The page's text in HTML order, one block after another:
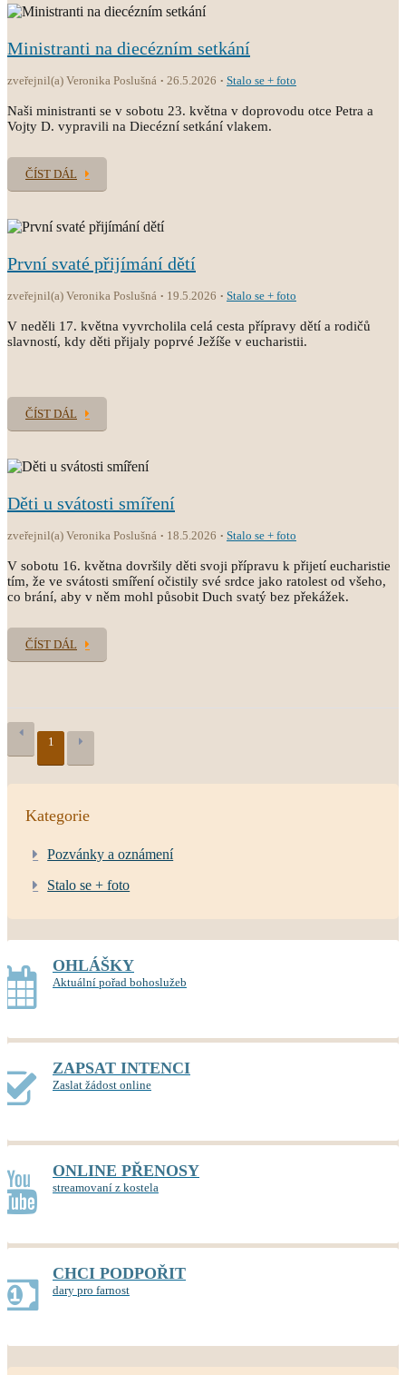
Ministranti na diecézním setkání
zveřejnil(a) Veronika Poslušná 26.5.2026 Stalo se + foto
Naši ministranti se v sobotu 23. května v doprovodu otce Petra a
Vojty D. vypravili na Diecézní setkání vlakem.
ČÍST DÁL
První svaté přijímání dětí
zveřejnil(a) Veronika Poslušná 19.5.2026 Stalo se + foto
V neděli 17. května vyvrcholila celá cesta přípravy dětí a rodičů
slavností, kdy děti přijaly poprvé Ježíše v eucharistii.
ČÍST DÁL
Děti u svátosti smíření
zveřejnil(a) Veronika Poslušná 18.5.2026 Stalo se + foto
V sobotu 16. května dovršily děti svoji přípravu k přijetí eucharistie
tím, že ve svátosti smíření očistily své srdce jako ratolest od všeho,
co brání, aby v něm mohl působit Duch svatý bez překážek.
ČÍST DÁL
1
Kategorie
Pozvánky a oznámení
Stalo se + foto
OHLÁŠKY
Aktuální pořad bohoslužeb
ZAPSAT INTENCI
Zaslat žádost online
ONLINE PŘENOSY
streamovaní z kostela
CHCI PODPOŘIT
dary pro farnost